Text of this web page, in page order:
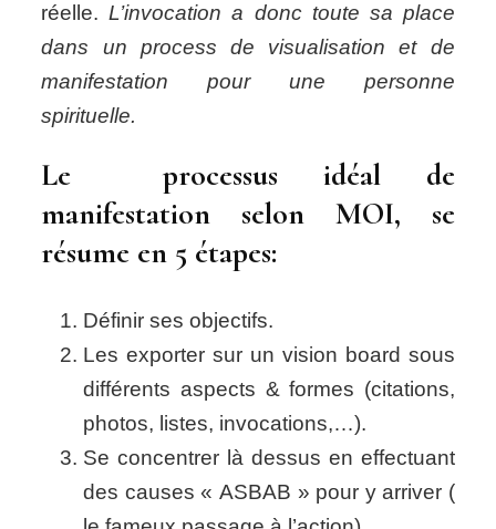
réelle.L’invocation a donc toute sa place
dans un process de visualisation et de
manifestation pour une personne
spirituelle.
Le processus idéal de
manifestation selon MOI, se
résume en 5 étapes:
Définir ses objectifs.
Les exporter sur un vision board sous
différents aspects & formes (citations,
photos, listes, invocations,…).
Se concentrer là dessus en effectuant
des causes « ASBAB » pour y arriver (